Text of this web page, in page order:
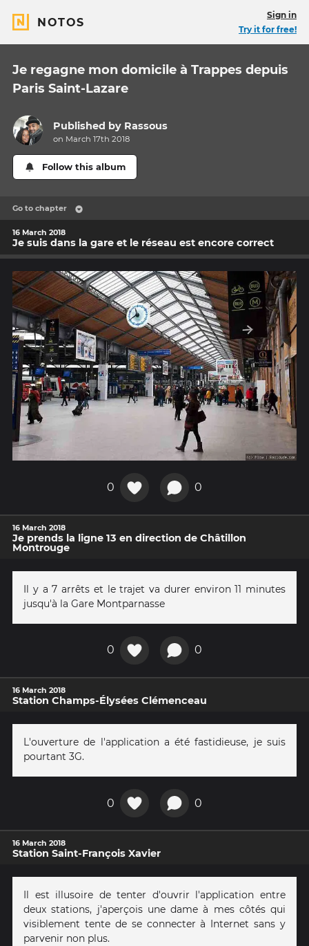
NOTOS
Sign in
Try it for free!
Je regagne mon domicile à Trappes depuis
Paris Saint-Lazare
Published by Rassous
on March 17th 2018
Follow this album
Go to chapter
16 March 2018
Je suis dans la gare et le réseau est encore correct
0 0
16 March 2018
Je prends la ligne 13 en direction de Châtillon
Montrouge
Il y a 7 arrêts et le trajet va durer environ 11 minutes
jusqu'à la Gare Montparnasse
0 0
16 March 2018
Station Champs-Élysées Clémenceau
L'ouverture de l'application a été fastidieuse, je suis
pourtant 3G.
0 0
16 March 2018
Station Saint-François Xavier
Il est illusoire de tenter d'ouvrir l'application entre
deux stations, j'aperçois une dame à mes côtés qui
visiblement tente de se connecter à Internet sans y
parvenir non plus.